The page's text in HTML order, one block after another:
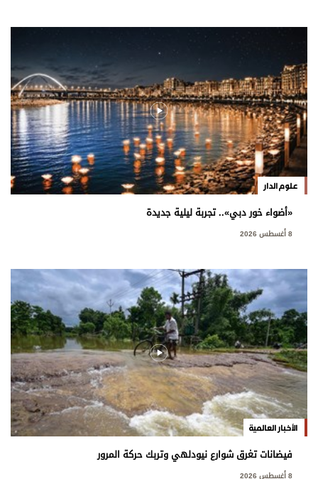
علوم الدار
«أضواء خور دبي».. تجربة ليلية جديدة
8 أغسطس 2026
الأخبار العالمية
فيضانات تغرق شوارع نيودلهي وتربك حركة المرور
8 أغسطس 2026